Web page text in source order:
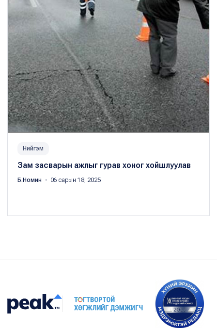
Нийгэм
Зам засварын ажлыг гурав хоног хойшлуулав
Б.Номин ・ 06 сарын 18, 2025